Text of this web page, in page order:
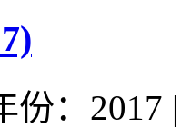
份：2017 |